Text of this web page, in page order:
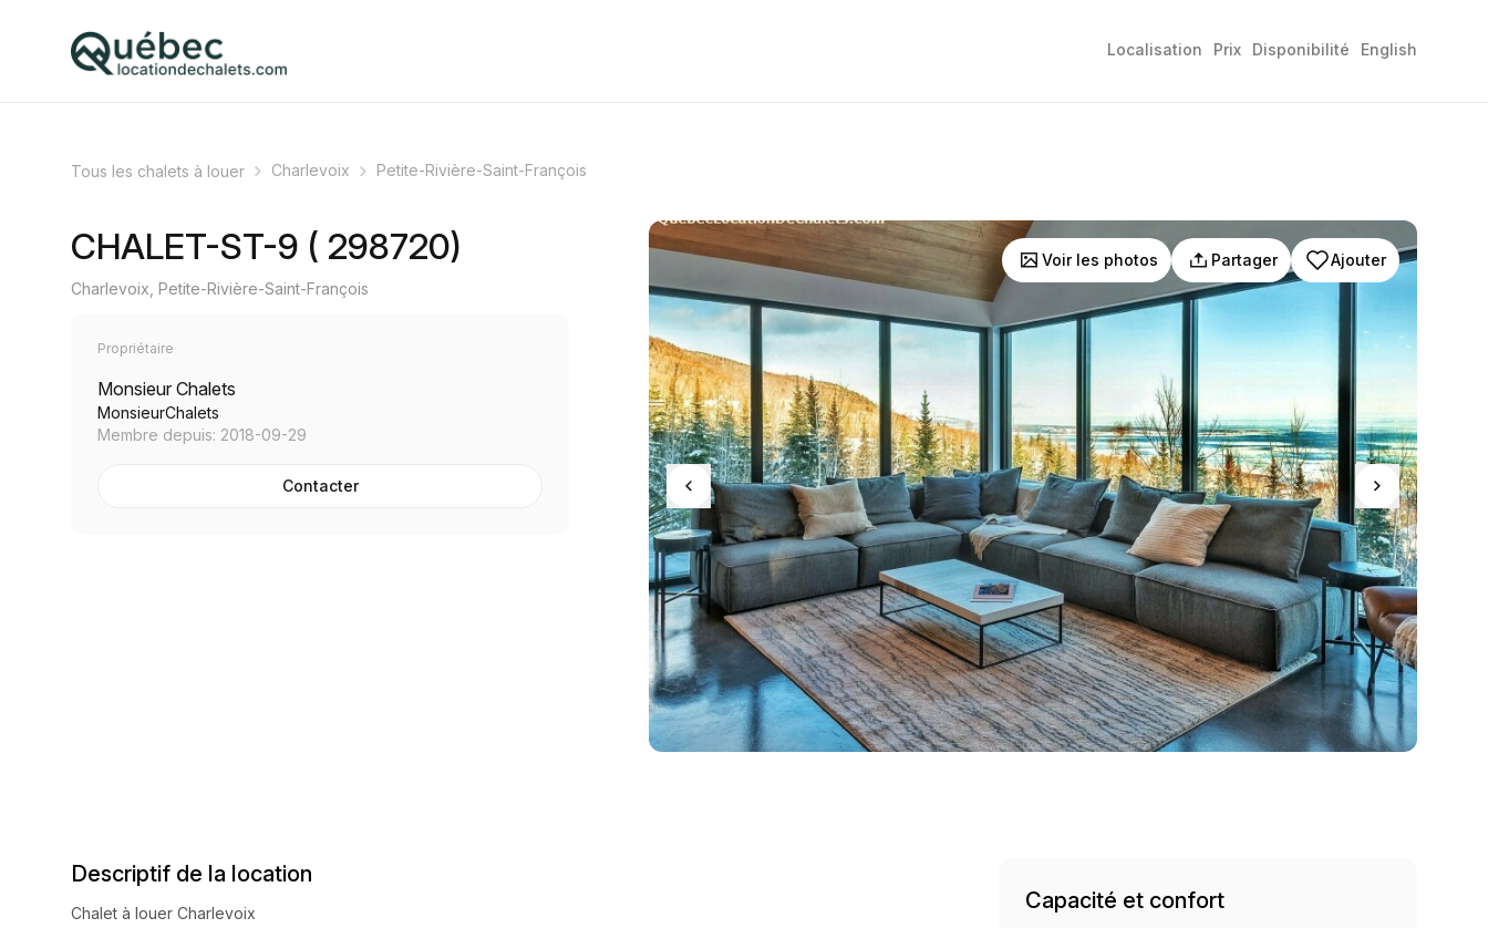
Localisation Prix Disponibilité English
Tous les chalets à louer Charlevoix Petite-Rivière-Saint-François
CHALET-ST-9 ( 298720)
Charlevoix, Petite-Rivière-Saint-François
Propriétaire
Monsieur Chalets
MonsieurChalets
Membre depuis: 2018-09-29
Contacter
Voir les photos Partager Ajouter
Descriptif de la location
Chalet à louer Charlevoix
Capacité et confort